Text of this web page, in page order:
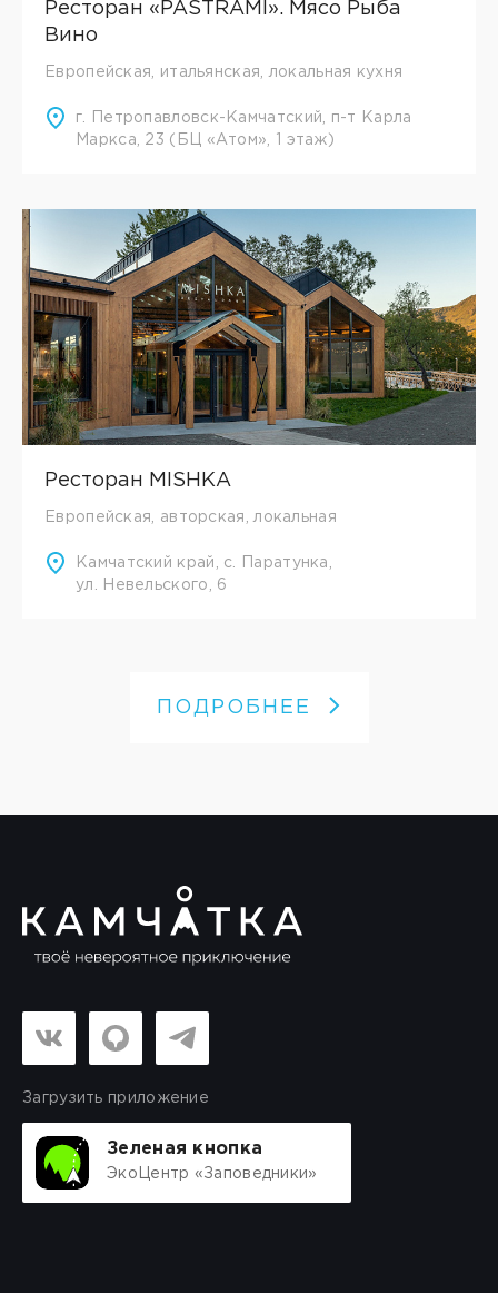
Ресторан «PASTRAMI». Мясо Рыба
Вино
Европейская, итальянская, локальная кухня
г. Петропавловск-Камчатский, п-т Карла
Маркса, 23 (БЦ «Атом», 1 этаж)
Ресторан MISHKA
Европейская, авторская, локальная
Камчатский край, с. Паратунка,
ул. Невельского, 6
ПОДРОБНЕЕ
Загрузить приложение
Зеленая кнопка
ЭкоЦентр «Заповедники»